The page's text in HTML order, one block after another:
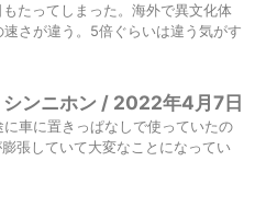
たってしまった。海外で異文化体
さが違う。5倍ぐらいは違う気がす
ンニホン / 2022年4月7日
車に置きっぱなしで使っていたの
張していて大変なことになってい